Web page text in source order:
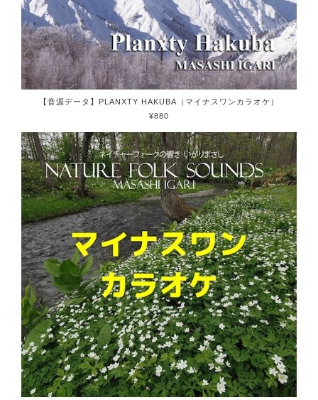
【音源データ】PLANXTY HAKUBA（マイナスワンカラオケ）
¥880